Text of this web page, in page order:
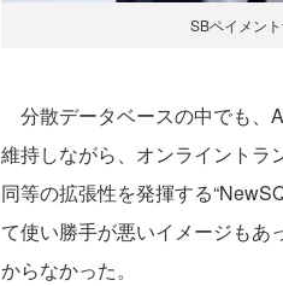
SBペイメン
分散データベースの中でも、
維持しながら、オンライントラ
同等の拡張性を発揮する
て使い勝手が悪いイメージもあ
からなかった。